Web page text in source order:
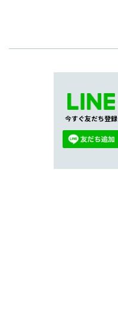
今すぐ友だち登録